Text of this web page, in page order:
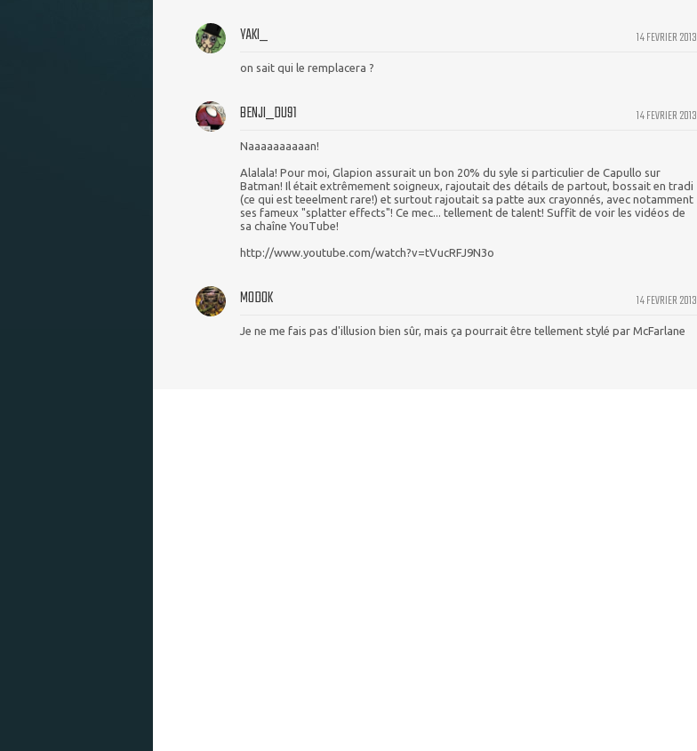
14 FEVRIER 2013
YAKI_
on sait qui le remplacera ?
14 FEVRIER 2013
BENJI_DU91
Naaaaaaaaaan!
Alalala! Pour moi, Glapion assurait un bon 20% du syle si particulier de Capullo sur
Batman! Il était extrêmement soigneux, rajoutait des détails de partout, bossait en tradi
(ce qui est teeelment rare!) et surtout rajoutait sa patte aux crayonnés, avec notamment
ses fameux "splatter effects"! Ce mec... tellement de talent! Suffit de voir les vidéos de
sa chaîne YouTube!
http://www.youtube.com/watch?v=tVucRFJ9N3o
14 FEVRIER 2013
MODOK
Je ne me fais pas d'illusion bien sûr, mais ça pourrait être tellement stylé par McFarlane